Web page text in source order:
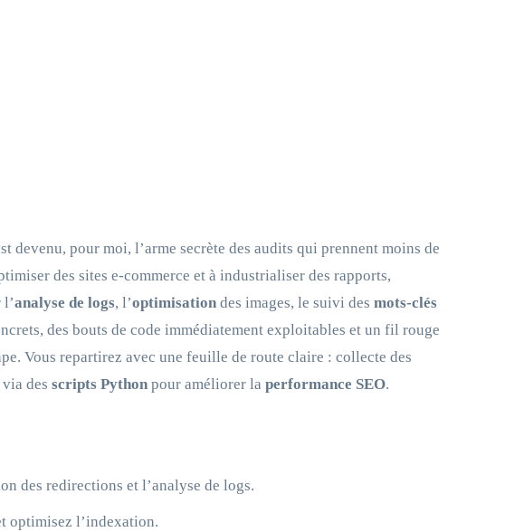
devenu, pour moi, l’arme secrète des audits qui prennent moins de
des sites e‑commerce et à industrialiser des rapports,
analyse de logs, l’optimisation des images, le suivi des mots-clés
des bouts de code immédiatement exploitables et un fil rouge
Vous repartirez avec une feuille de route claire : collecte des
des scripts Python pour améliorer la performance SEO.
des redirections et l’analyse de logs.
optimisez l’indexation.